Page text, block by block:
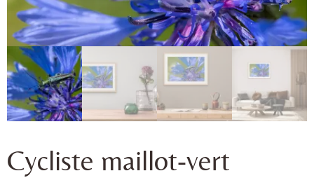
Cycliste maillot-vert